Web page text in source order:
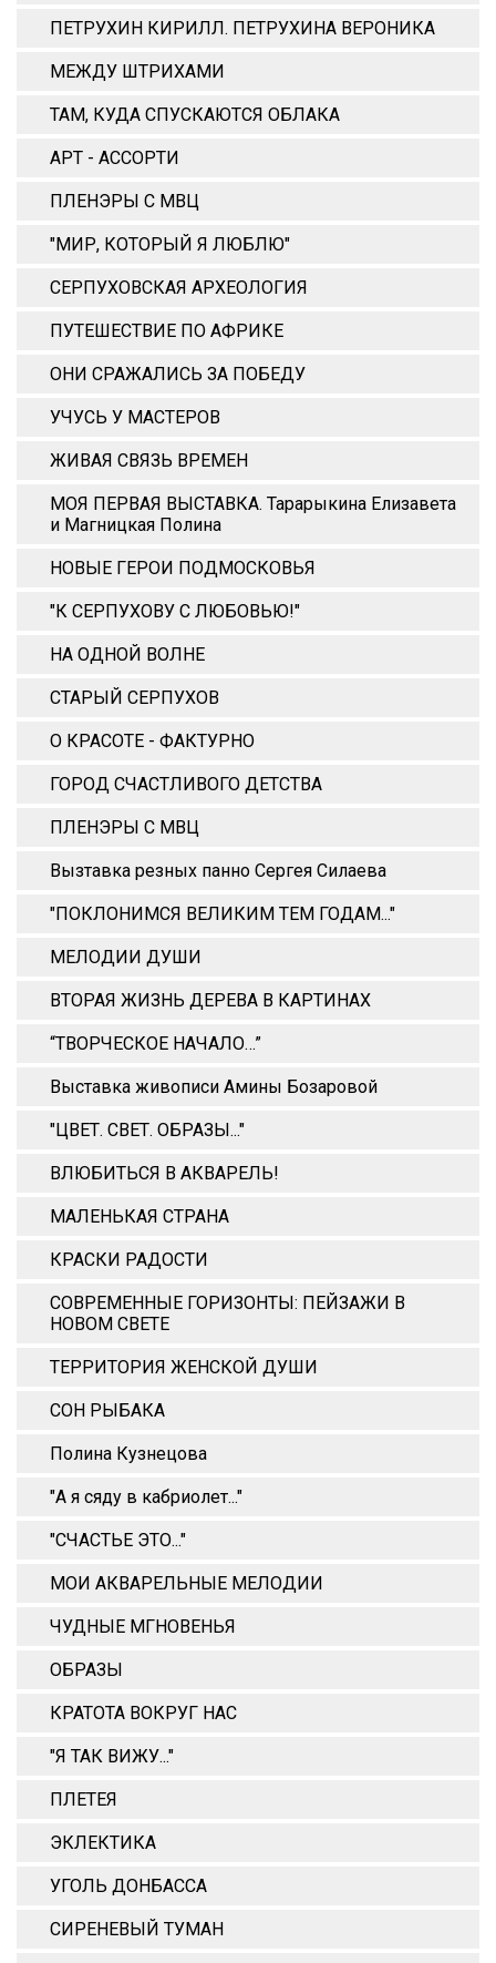
ПЕТРУХИН КИРИЛЛ. ПЕТРУХИНА ВЕРОНИКА
МЕЖДУ ШТРИХАМИ
ТАМ, КУДА СПУСКАЮТСЯ ОБЛАКА
АРТ - АССОРТИ
ПЛЕНЭРЫ С МВЦ
"МИР, КОТОРЫЙ Я ЛЮБЛЮ"
СЕРПУХОВСКАЯ АРХЕОЛОГИЯ
ПУТЕШЕСТВИЕ ПО АФРИКЕ
ОНИ СРАЖАЛИСЬ ЗА ПОБЕДУ
УЧУСЬ У МАСТЕРОВ
ЖИВАЯ СВЯЗЬ ВРЕМЕН
МОЯ ПЕРВАЯ ВЫСТАВКА. Тарарыкина Елизавета
и Магницкая Полина
НОВЫЕ ГЕРОИ ПОДМОСКОВЬЯ
"К СЕРПУХОВУ С ЛЮБОВЬЮ!"
НА ОДНОЙ ВОЛНЕ
СТАРЫЙ СЕРПУХОВ
О КРАСОТЕ - ФАКТУРНО
ГОРОД СЧАСТЛИВОГО ДЕТСТВА
ПЛЕНЭРЫ С МВЦ
Вызтавка резных панно Сергея Силаева
"ПОКЛОНИМСЯ ВЕЛИКИМ ТЕМ ГОДАМ..."
МЕЛОДИИ ДУШИ
ВТОРАЯ ЖИЗНЬ ДЕРЕВА В КАРТИНАХ
“ТВОРЧЕСКОЕ НАЧАЛО…”
Выставка живописи Амины Бозаровой
"ЦВЕТ. СВЕТ. ОБРАЗЫ..."
ВЛЮБИТЬСЯ В АКВАРЕЛЬ!
МАЛЕНЬКАЯ СТРАНА
КРАСКИ РАДОСТИ
СОВРЕМЕННЫЕ ГОРИЗОНТЫ: ПЕЙЗАЖИ В
НОВОМ СВЕТЕ
ТЕРРИТОРИЯ ЖЕНСКОЙ ДУШИ
СОН РЫБАКА
Полина Кузнецова
"А я сяду в кабриолет..."
"СЧАСТЬЕ ЭТО..."
МОИ АКВАРЕЛЬНЫЕ МЕЛОДИИ
ЧУДНЫЕ МГНОВЕНЬЯ
ОБРАЗЫ
КРАТОТА ВОКРУГ НАС
"Я ТАК ВИЖУ..."
ПЛЕТЕЯ
ЭКЛЕКТИКА
УГОЛЬ ДОНБАССА
СИРЕНЕВЫЙ ТУМАН